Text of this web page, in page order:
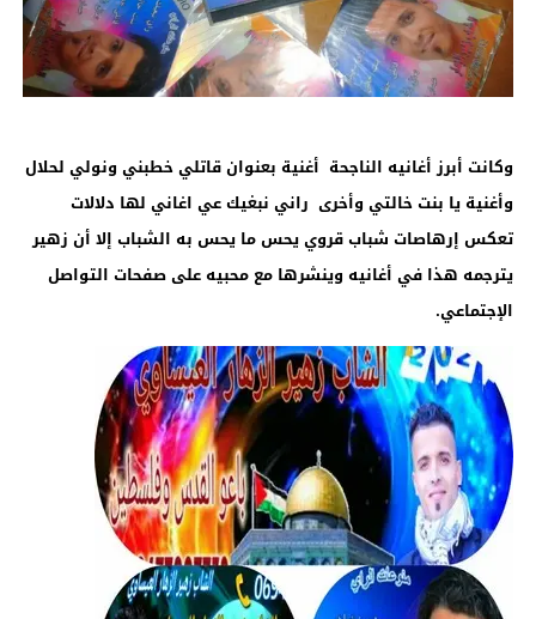
وكانت أبرز أغانيه الناجحة أغنية بعنوان قاتلي خطبني ونولي لحلال
وأغنية يا بنت خالتي وأخرى راني نبغيك عي اغاني لها دلالات
تعكس إرهاصات شباب قروي يحس ما يحس به الشباب إلا أن زهير
يترجمه هذا في أغانيه وينشرها مع محبيه على صفحات التواصل
الإجتماعي.